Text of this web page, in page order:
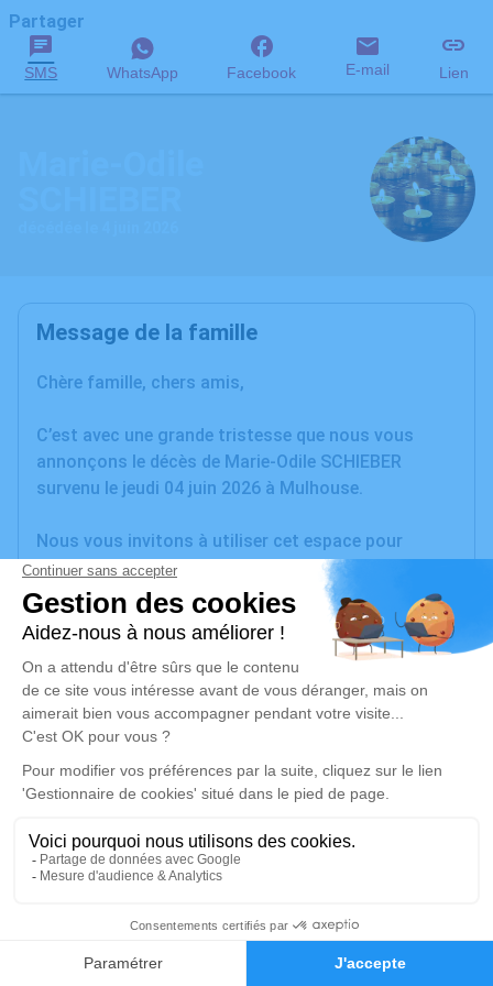
Faire-part Hommages
Partager
SMS WhatsApp Facebook E-mail Lien
Message de la famille
Chère famille, chers amis,
C’est avec une grande tristesse que nous vous
annonçons le décès de Marie-Odile SCHIEBER
survenu le jeudi 04 juin 2026 à Mulhouse.
Nous vous invitons à utiliser cet espace pour
laisser vos condoléances, partager des photos
souvenirs, une anecdote ou exprimer vos pensées à
travers des poèmes ou des textes. Cet endroit est
un lieu d'expression dédié à honorer la mémoire de
Marie-Odile SCHIEBER.
Cérémonie
jeudi 11 juin 2026 à 00h00
Salle Omniculte de l'Espace Funéraire de l'Ill de
Sausheim
68390 Sausheim